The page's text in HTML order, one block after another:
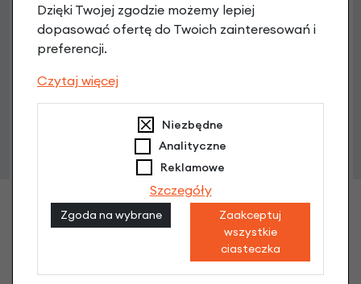
Dzięki Twojej zgodzie możemy lepiej
dopasować ofertę do Twoich zainteresowań i
preferencji.
Czytaj więcej
Niezbędne
Analityczne
Reklamowe
Szczegóły
Zgoda na wybrane
Zaakceptuj
wszystkie
ciasteczka